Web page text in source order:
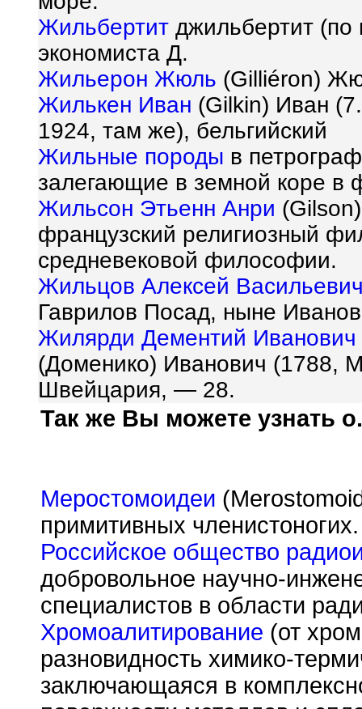
Жильбертит джильбертит (по
экономиста Д.
Жильерон Жюль (Gilliéron)
Жилькен Иван (Gilkin) Иван
1924, там же), бельгийский
Жильные породы в
залегающие в земной коре в
Жильсон Этьенн Анри
французский религиозный
средневековой философии.
Жильцов Алексей
Гаврилов Посад, ныне
Жилярди Дементий Иванович
(Доменико) Иванович (1788,
Швейцария, — 28.
Так же Вы можете узнать
Меростомоидеи
примитивных членистоногих.
Российское общество
добровольное научно-
специалистов в области
Хромоалитирование (от
разновидность химико-
заключающаяся в